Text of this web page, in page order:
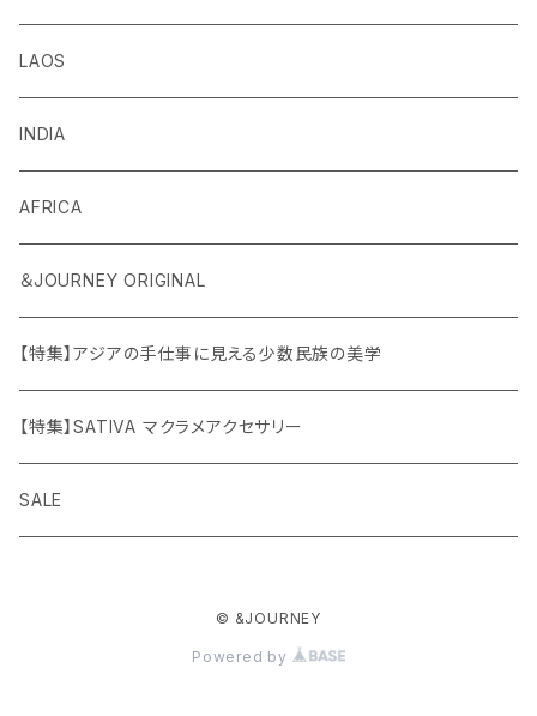
LAOS
INDIA
AFRICA
＆JOURNEY ORIGINAL
【特集】アジアの手仕事に見える少数民族の美学
【特集】SATIVA マクラメアクセサリー
SALE
© &JOURNEY
Powered by